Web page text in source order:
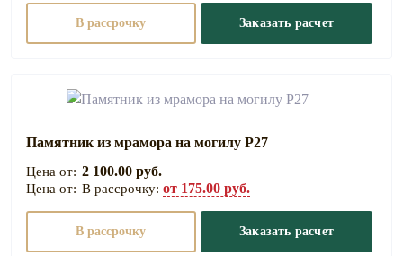
В рассрочку Заказать расчет
Памятник из мрамора на могилу Р27
2 100.00 руб.
В рассрочку: от 175.00 руб.
В рассрочку Заказать расчет